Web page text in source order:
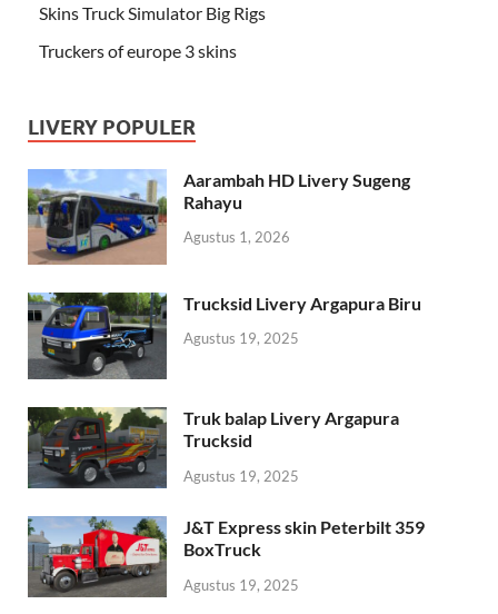
Skins Truck Simulator Big Rigs
Truckers of europe 3 skins
LIVERY POPULER
Aarambah HD Livery Sugeng
Rahayu
Agustus 1, 2026
Trucksid Livery Argapura Biru
Agustus 19, 2025
Truk balap Livery Argapura
Trucksid
Agustus 19, 2025
J&T Express skin Peterbilt 359
BoxTruck
Agustus 19, 2025